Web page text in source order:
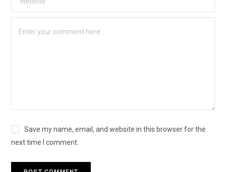
Save my name, email, and website in this browser for the
next time I comment.